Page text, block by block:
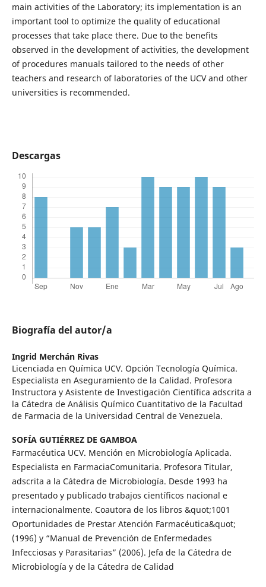
main activities of the Laboratory; its implementation is an
important tool to optimize the quality of educational
processes that take place there. Due to the benefits
observed in the development of activities, the development
of procedures manuals tailored to the needs of other
teachers and research of laboratories of the UCV and other
universities is recommended.
Descargas
Biografía del autor/a
Ingrid Merchán Rivas
Licenciada en Química UCV. Opción Tecnología Química.
Especialista en Aseguramiento de la Calidad. Profesora
Instructora y Asistente de Investigación Científica adscrita a
la Cátedra de Análisis Químico Cuantitativo de la Facultad
de Farmacia de la Universidad Central de Venezuela.
SOFÍA GUTIÉRREZ DE GAMBOA
Farmacéutica UCV. Mención en Microbiología Aplicada.
Especialista en FarmaciaComunitaria. Profesora Titular,
adscrita a la Cátedra de Microbiología. Desde 1993 ha
presentado y publicado trabajos científicos nacional e
internacionalmente. Coautora de los libros &quot;1001
Oportunidades de Prestar Atención Farmacéutica&quot;
(1996) y “Manual de Prevención de Enfermedades
Infecciosas y Parasitarias” (2006). Jefa de la Cátedra de
Microbiología y de la Cátedra de Calidad